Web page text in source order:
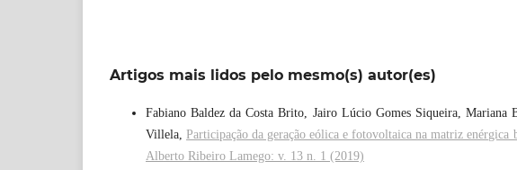
Artigos mais lidos pelo mesmo(s) autor(es)
Fabiano Baldez da Costa Brito, Jairo Lúcio Gomes Siqueira,
Villela, Participação da geração eólica e fotovoltaica na matriz enérgica
Alberto Ribeiro Lamego: v. 13 n. 1 (2019)